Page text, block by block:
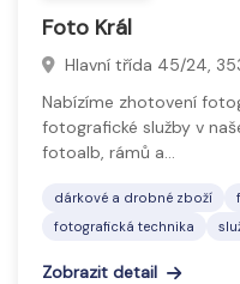
Foto Král
Hlavní třída 45/24,
Nabízíme zhotovení
fotografické služby v
fotoalb, rámů a…
dárkové a drobné zboží
fotografická technika
Zobrazit detail